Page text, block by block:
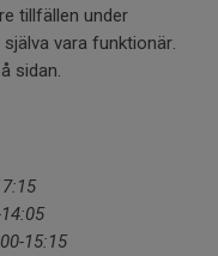
tillfällen under
vara funktionär.
sidan.
15:15